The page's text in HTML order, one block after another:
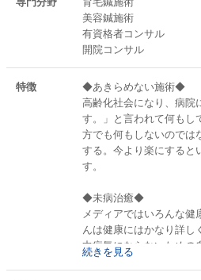
美容鍼施術
有資格者コンサル
開院コンサル
特徴
◆あきらめない施術◆
高齢化社会になり、病院
す。」と言われて何もし
方でも何もしないのでは
する。今より楽にすると
す。
◆未病治癒◆
メディアではいろんな健
んは健康にはかなり詳し
中病気にならないための
い時点で何か手立てをし
続きを見る